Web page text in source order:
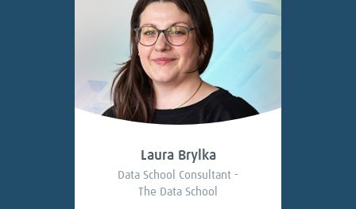
Laura Brylka
Data School Consultant -
The Data School